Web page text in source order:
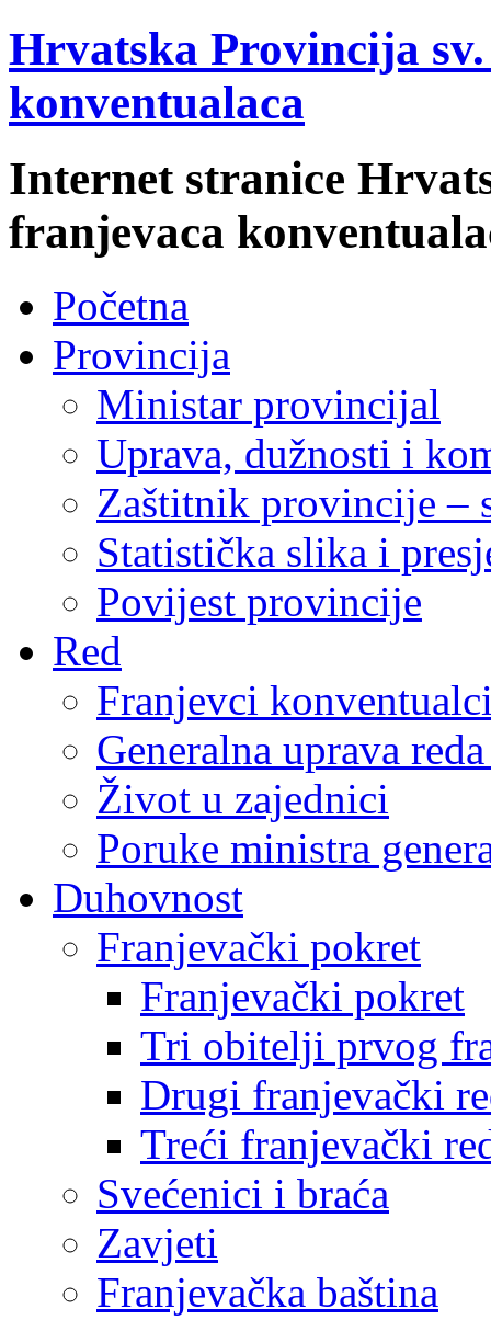
Hrvatska Provincija
konventualaca
Internet stranice
franjevaca
Početna
Provincija
Ministar provincijal
Uprava, dužnosti i
Zaštitnik provincije –
Statistička slika i
Povijest provincije
Red
Franjevci
Generalna uprava
Život u zajednici
Poruke ministra
Duhovnost
Franjevački pokret
Franjevački pokret
Tri obitelji prvog
Drugi franjevački
Treći franjevački
Svećenici i braća
Zavjeti
Franjevačka baština